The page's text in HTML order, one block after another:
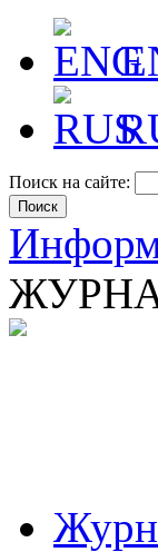
Поиск на сайте: